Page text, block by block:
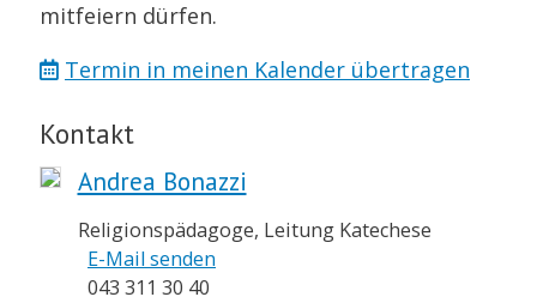
mitfeiern dürfen.
Termin in meinen Kalender übertragen
Kontakt
Andrea Bonazzi
Religionspädagoge, Leitung Katechese
E-Mail senden
043 311 30 40